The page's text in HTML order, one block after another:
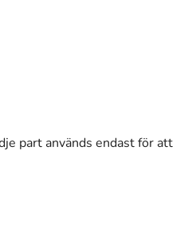
part används endast för att